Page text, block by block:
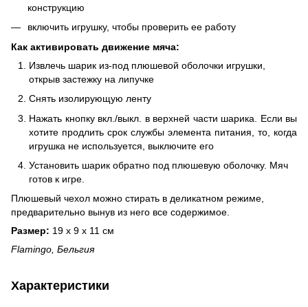
конструкцию
включить игрушку, чтобы проверить ее работу
Как активировать движение мяча:
Извлечь шарик из-под плюшевой оболочки игрушки,
открыв застежку на липучке
Снять изолирующую ленту
Нажать кнопку вкл./выкл. в верхней части шарика. Если вы
хотите продлить срок службы элемента питания, то, когда
игрушка не используется, выключите его
Установить шарик обратно под плюшевую оболочку. Мяч
готов к игре.
Плюшевый чехол можно стирать в деликатном режиме,
предварительно вынув из него все содержимое.
Размер: 19 х 9 х 11 см
Flamingo, Бельгия
Характеристики